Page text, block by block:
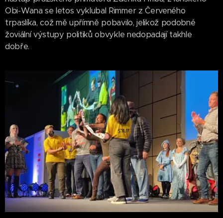
Obi-Wana se letos vyklubal Rimmer z Červeného
trpaslíka, což mě upřímně pobavilo, jelikož podobné
žoviální výstupy politiků obvykle nedopadají takhle
dobře.